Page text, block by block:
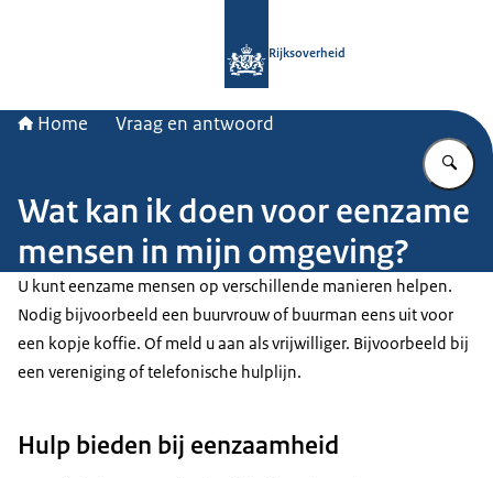
Rijksoverheid
Home Vraag en antwoord
Wat kan ik doen voor eenzame
mensen in mijn omgeving?
U kunt eenzame mensen op verschillende manieren helpen.
Nodig bijvoorbeeld een buurvrouw of buurman eens uit voor
een kopje koffie. Of meld u aan als vrijwilliger. Bijvoorbeeld bij
een vereniging of telefonische hulplijn.
Hulp bieden bij eenzaamheid